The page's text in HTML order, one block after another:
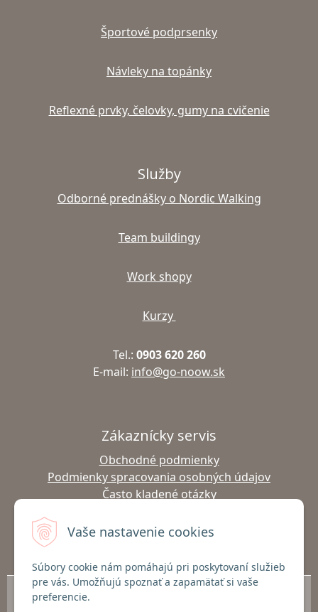
Vaše nastavenie cookies
Súbory cookie nám pomáhajú pri poskytovaní služieb
pre vás. Umožňujú spoznať a zapamätať si vaše
preferencie.
Športové podprsenky
Návleky na topánky
Reflexné prvky, čelovky, gumy na cvičenie
Služby
Odborné prednášky o Nordic Walking
Team buildingy
Work shopy
Kurzy
Tel.: 0903 620 260
E-mail: info@go-noow.sk
Zákaznícky servis
Obchodné podmienky
Podmienky spracovania osobných údajov
Často kladené otázky
Vrátenie tovaru
© 2026 Predaj outdoor oblečenia Go-noow a Gabel palíc | Nordic Walking,
Turistika, Lyžovanie | go-noow.sk •